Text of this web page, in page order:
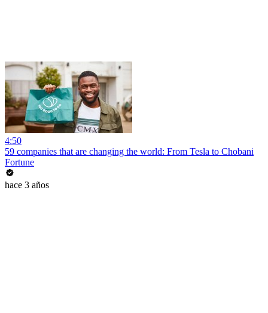
4:50
59 companies that are changing the world: From Tesla to Chobani
Fortune
hace 3 años